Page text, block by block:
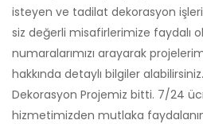
isteyen ve tadilat dekorasyon işleri
siz değerli misafirlerimize faydalı
numaralarımızı arayarak
hakkında detaylı bilgiler
Dekorasyon Projemiz bitti. 7/24
hizmetimizden mutlaka